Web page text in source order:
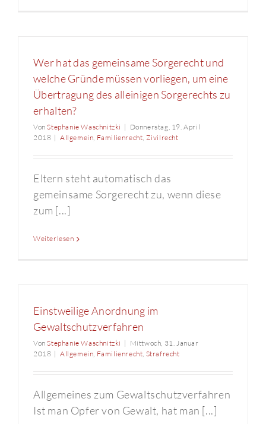
Wer hat das gemeinsame Sorgerecht und
welche Gründe müssen vorliegen, um eine
Übertragung des alleinigen Sorgerechts zu
erhalten?
VonStephanie Waschnitzki | Donnerstag, 19. April
2018 | Allgemein, Familienrecht, Zivilrecht
Eltern steht automatisch das
gemeinsame Sorgerecht zu, wenn diese
zum [...]
Weiterlesen
Einstweilige Anordnung im
Gewaltschutzverfahren
VonStephanie Waschnitzki | Mittwoch, 31. Januar
2018 | Allgemein, Familienrecht, Strafrecht
Allgemeines zum Gewaltschutzverfahren
Ist man Opfer von Gewalt, hat man [...]